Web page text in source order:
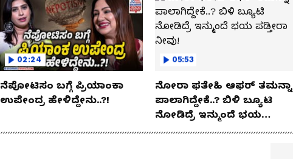
02:24
ನೆಪೋಟಿಸಂ ಬಗ್ಗೆ ಪ್ರಿಯಾಂಕಾ
ಉಪೇಂದ್ರ ಹೇಳಿದ್ದೇನು..?!
05:53
ನೋರಾ ಫತೇಹಿ ಆಫರ್​ ತಮನ್ನಾ
ಪಾಲಾಗಿದ್ದೇಕೆ..? ಬಿಳಿ ಬ್ಯೂಟಿ
ನೋಡಿದ್ರೆ ಇನ್ಮುಂದೆ ಭಯ
ಪಡ್ತೀರಾ ನೀವು!